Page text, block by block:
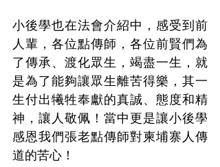
小後學也在法會介紹中，感受到前
人輩，各位點傳師，各位前賢們為
了傳承、渡化眾生，竭盡一生，就
是為了能夠讓眾生離苦得樂，其一
生付出犧牲奉獻的真誠、態度和精
神，讓人敬佩！當中更是讓小後學
感恩我們張老點傳師對柬埔寨人傳
道的苦心！